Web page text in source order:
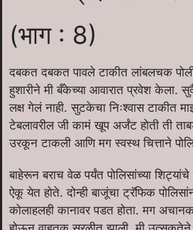
(भाग : 8)
दबकत दबकत पावले टाकीत लांबलचक
हुशारीने मी बँकेच्या आवारात प्रवेश केला.
लक्ष गेलं नाही. सुटकेचा निःश्वास टाकीत
टेबलावरील जी कामं खूप अर्जंट होती ती
उरकून टाकली आणि मग स्वस्थ चित्ताने
बाहेरून बराच वेळ पर्यंत पोलिसांच्या
ऐकू येत होते. दोन्ही बाजूंचा ट्रॅफिक
कोलाहलही कानावर पडत होता. मग